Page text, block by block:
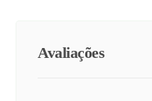
Avaliações